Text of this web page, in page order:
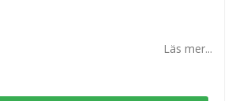
Läs mer...